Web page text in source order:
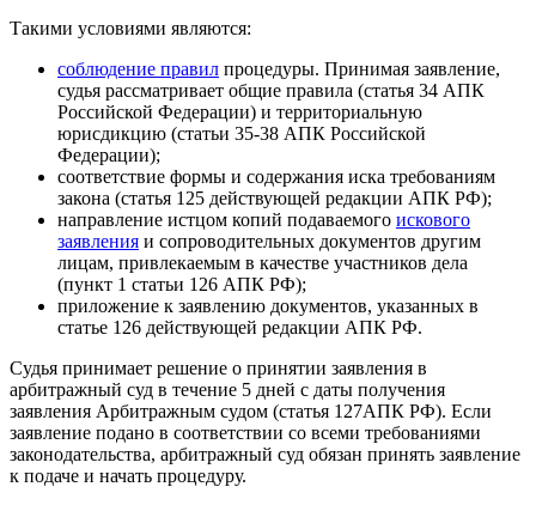
Такими условиями являются:
соблюдение правил процедуры. Принимая заявление,
судья рассматривает общие правила (статья 34 АПК
Российской Федерации) и территориальную
юрисдикцию (статьи 35-38 АПК Российской
Федерации);
соответствие формы и содержания иска требованиям
закона (статья 125 действующей редакции АПК РФ);
направление истцом копий подаваемого искового
заявления и сопроводительных документов другим
лицам, привлекаемым в качестве участников дела
(пункт 1 статьи 126 АПК РФ);
приложение к заявлению документов, указанных в
статье 126 действующей редакции АПК РФ.
Судья принимает решение о принятии заявления в
арбитражный суд в течение 5 дней с даты получения
заявления Арбитражным судом (статья 127АПК РФ). Если
заявление подано в соответствии со всеми требованиями
законодательства, арбитражный суд обязан принять заявление
к подаче и начать процедуру.